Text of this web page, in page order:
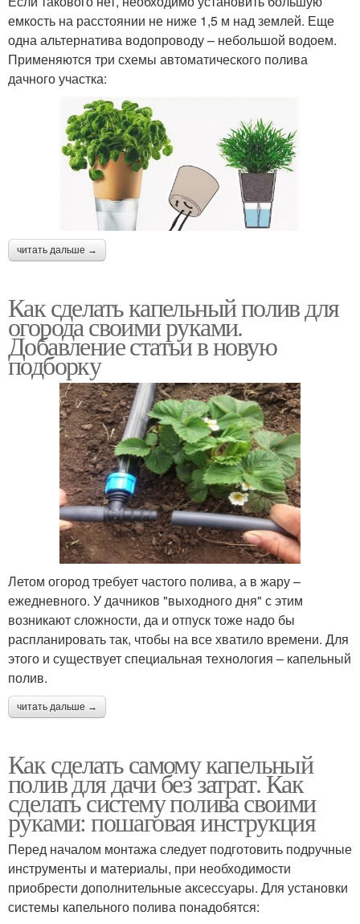
емкость на расстоянии не ниже 1,5 м над землей. Еще
одна альтернатива водопроводу – небольшой водоем.
Применяются три схемы автоматического полива
дачного участка:
читать дальше →
Как сделать капельный полив для
огорода своими руками.
Добавление статьи в новую
подборку
Летом огород требует частого полива, а в жару –
ежедневного. У дачников "выходного дня" с этим
возникают сложности, да и отпуск тоже надо бы
распланировать так, чтобы на все хватило времени. Для
этого и существует специальная технология – капельный
полив.
читать дальше →
Как сделать самому капельный
полив для дачи без затрат. Как
сделать систему полива своими
руками: пошаговая инструкция
Перед началом монтажа следует подготовить подручные
инструменты и материалы, при необходимости
приобрести дополнительные аксессуары. Для установки
системы капельного полива понадобятся: